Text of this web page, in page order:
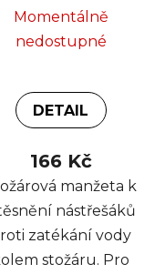
Momentálně
nedostupné
DETAIL
166 Kč
manžeta k
nástřešáků
zatékání vody
stožáru. Pro